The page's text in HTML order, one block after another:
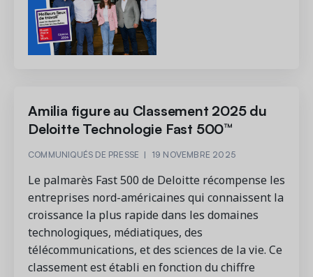
Amilia figure au Classement 2025 du
Deloitte Technologie Fast 500™
COMMUNIQUÉS DE PRESSE | 19 NOVEMBRE 2025
Le palmarès Fast 500 de Deloitte récompense les
entreprises nord-américaines qui connaissent la
croissance la plus rapide dans les domaines
technologiques, médiatiques, des
télécommunications, et des sciences de la vie. Ce
classement est établi en fonction du chiffre